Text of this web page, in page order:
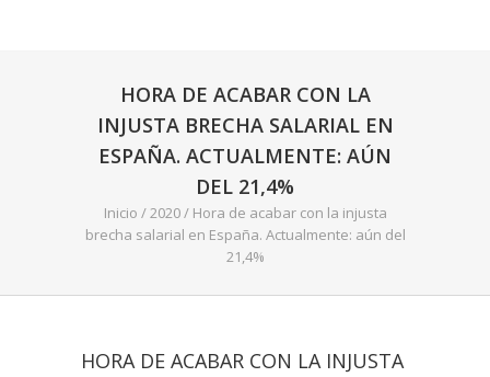
HORA DE ACABAR CON LA
INJUSTA BRECHA SALARIAL EN
ESPAÑA. ACTUALMENTE: AÚN
DEL 21,4%
Inicio /2020/ Hora de acabar con la injusta
brecha salarial en España. Actualmente: aún del
21,4%
HORA DE ACABAR CON LA INJUSTA